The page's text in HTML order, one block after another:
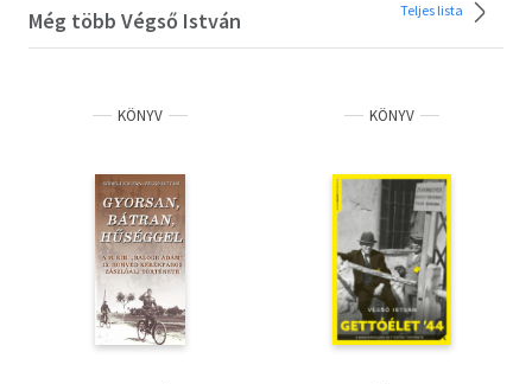
Még több Végső István Teljes lista
KÖNYV KÖNYV